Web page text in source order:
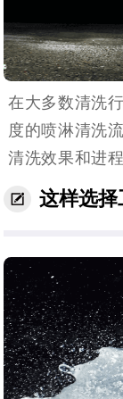
在大多数清洗
度的喷淋清洗
清洗效果和进
那肯定离不开
的种类多样，